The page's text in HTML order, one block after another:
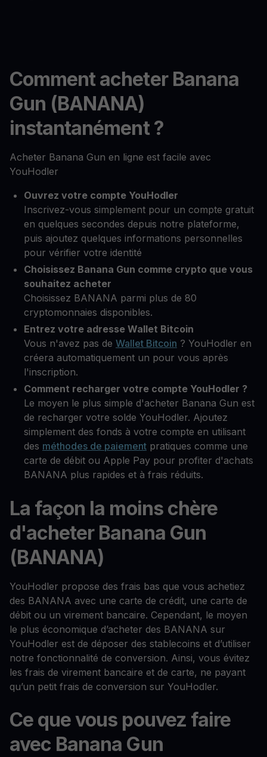
Comment acheter Banana
Gun (BANANA)
instantanément ?
Acheter Banana Gun en ligne est facile avec
YouHodler
Ouvrez votre compte YouHodler
Inscrivez-vous simplement pour un compte gratuit
en quelques secondes depuis notre plateforme,
puis ajoutez quelques informations personnelles
pour vérifier votre identité
Choisissez Banana Gun comme crypto que vous
souhaitez acheter
Choisissez BANANA parmi plus de 80
cryptomonnaies disponibles.
Entrez votre adresse Wallet Bitcoin
Vous n'avez pas de Wallet Bitcoin ? YouHodler en
créera automatiquement un pour vous après
l'inscription.
Comment recharger votre compte YouHodler ?
Le moyen le plus simple d'acheter Banana Gun est
de recharger votre solde YouHodler. Ajoutez
simplement des fonds à votre compte en utilisant
des méthodes de paiement pratiques comme une
carte de débit ou Apple Pay pour profiter d'achats
BANANA plus rapides et à frais réduits.
La façon la moins chère
d'acheter Banana Gun
(BANANA)
YouHodler propose des frais bas que vous achetiez
des BANANA avec une carte de crédit, une carte de
débit ou un virement bancaire. Cependant, le moyen
le plus économique d’acheter des BANANA sur
YouHodler est de déposer des stablecoins et d’utiliser
notre fonctionnalité de conversion. Ainsi, vous évitez
les frais de virement bancaire et de carte, ne payant
qu’un petit frais de conversion sur YouHodler.
Ce que vous pouvez faire
avec Banana Gun